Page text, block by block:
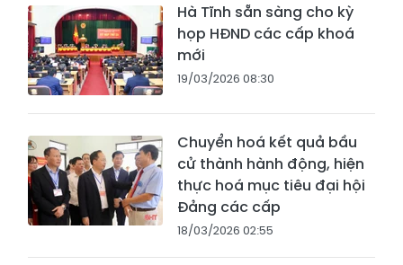
Hà Tĩnh sẵn sàng cho kỳ
họp HĐND các cấp khoá
mới
19/03/2026 08:30
Chuyển hoá kết quả bầu
cử thành hành động, hiện
thực hoá mục tiêu đại hội
Đảng các cấp
18/03/2026 02:55